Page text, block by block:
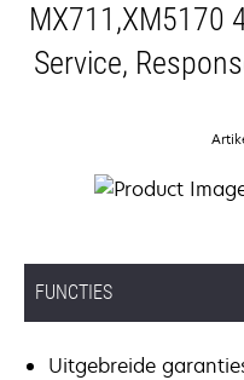
MX711,XM5170
Service,
FUNCTIES
Uitgebreide